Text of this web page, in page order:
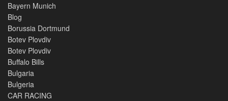
Bayern Munich
Blog
Borussia Dortmund
Botev Plovdiv
Botev Plovdiv
Buffalo Bills
Bulgaria
Bulgeria
CAR RACING